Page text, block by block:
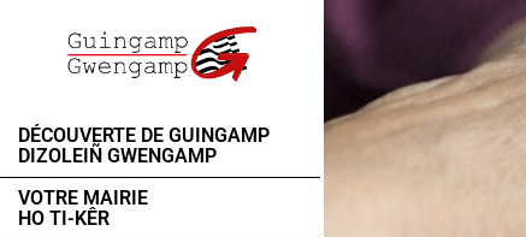
DÉCOUVERTE DE GUINGAMP
DIZOLEIÑ GWENGAMP
VOTRE MAIRIE
HO TI-KÊR